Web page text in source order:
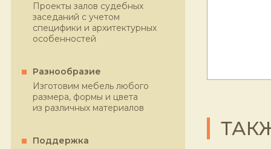
Проекты залов судебных
заседаний с учетом
специфики и архитектурных
особенностей
Разнообразие
Изготовим мебель любого
размера, формы и цвета
из различных материалов
Поддержка